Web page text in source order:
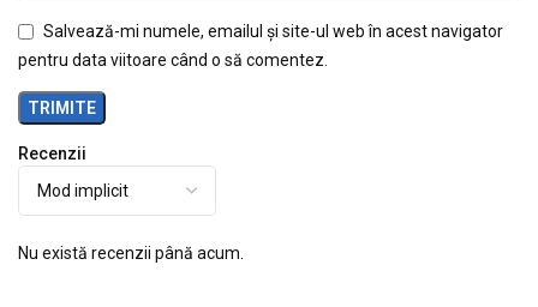
Recenzii
Nu există recenzii până acum.
Salvează-mi numele, emailul și site-ul web în acest navigator
pentru data viitoare când o să comentez.